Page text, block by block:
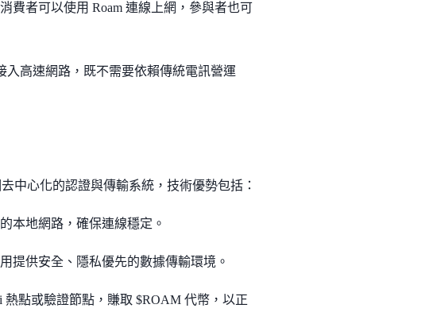
費者可以使用 Roam 連線上網，參與者也可
高速網路，既不需要依賴傳統電訊營運
中心化的認證與傳輸系統，技術優勢包括：
本地網路，確保連線穩定。
提供安全、隱私優先的數據傳輸環境。
點或驗證節點，賺取 $ROAM 代幣，以正